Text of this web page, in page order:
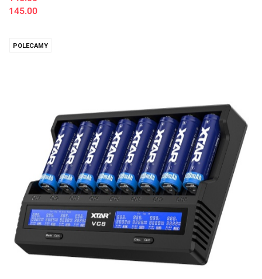
145.00
POLECAMY